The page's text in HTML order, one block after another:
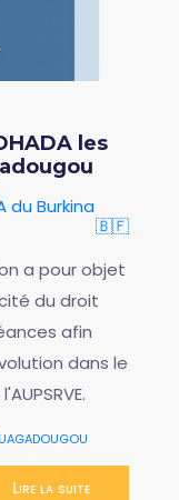
les
du Burkina
🇧🇫
a pour objet
du droit
afin
dans le
Lire la suite